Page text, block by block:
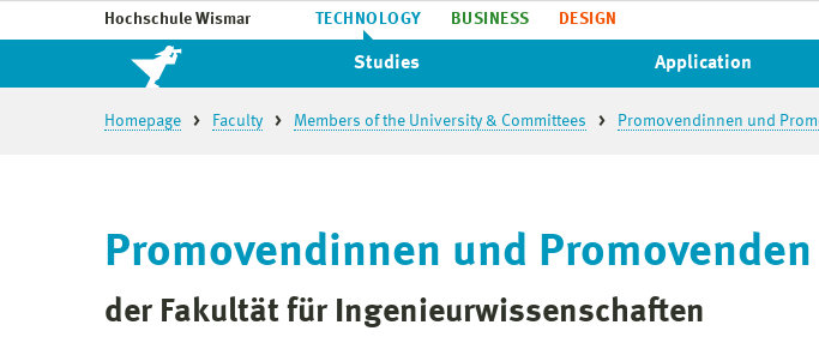
Hochschule Wismar TECHNOLOGY BUSINESS DESIGN
Studies Application
Homepage Faculty Members of the University & Committees Promovendinnen und
Promovendinnen und Promovenden
der Fakultät für Ingenieurwissenschaften